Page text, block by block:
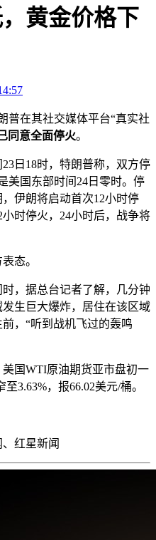
黄金价格下
普在其社交媒体平台“真实社
同意全面停火。
日18时，特朗普称，双方停
美国东部时间24日零时。停
伊朗将启动首次12小时停
时停火，24小时后，战争将
态。
，据总台记者了解，
几分钟
生巨大爆炸，居住在该区域
，“听到战机飞过的轰鸣
美国WTI原油期货亚市盘初一
至3.63%，报66.02美元/桶。
红星新闻